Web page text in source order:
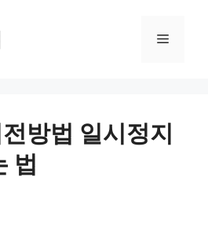
메
방법 일시정지
법